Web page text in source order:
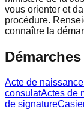
vous orienter et
procédure.
connaître la
Acte de naissance
consulatActes de
de signature